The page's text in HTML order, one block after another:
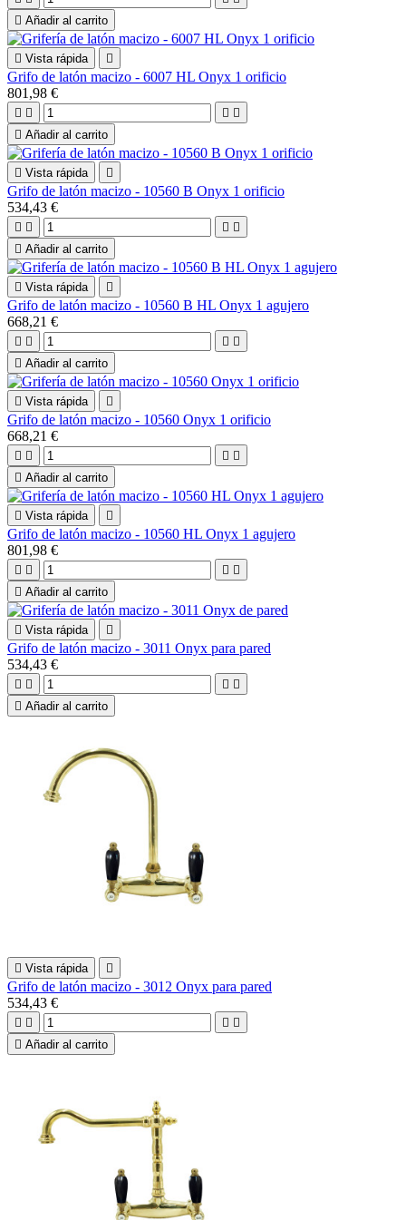
 Añadir al carrito
 Vista rápida 
Grifo de latón macizo - 6007 HL Onyx 1 orificio
801,98 €
   
 Añadir al carrito
 Vista rápida 
Grifo de latón macizo - 10560 B Onyx 1 orificio
534,43 €
   
 Añadir al carrito
 Vista rápida 
Grifo de latón macizo - 10560 B HL Onyx 1 agujero
668,21 €
   
 Añadir al carrito
 Vista rápida 
Grifo de latón macizo - 10560 Onyx 1 orificio
668,21 €
   
 Añadir al carrito
 Vista rápida 
Grifo de latón macizo - 10560 HL Onyx 1 agujero
801,98 €
   
 Añadir al carrito
 Vista rápida 
Grifo de latón macizo - 3011 Onyx para pared
534,43 €
   
 Añadir al carrito
 Vista rápida 
Grifo de latón macizo - 3012 Onyx para pared
534,43 €
   
 Añadir al carrito